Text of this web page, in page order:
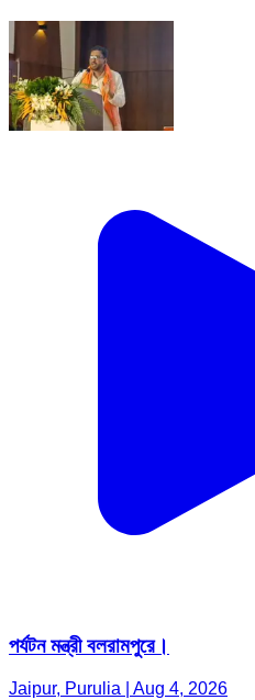
পর্যটন মন্ত্রী বলরামপুরে।
Jaipur, Purulia | Aug 4, 2026